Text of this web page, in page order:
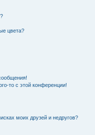
цвета?
то с этой конференции!
моих друзей и недругов?